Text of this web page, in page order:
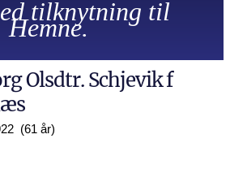
tilknytning til
Hemne.
Olsdtr. Schjevik f
(61 år)